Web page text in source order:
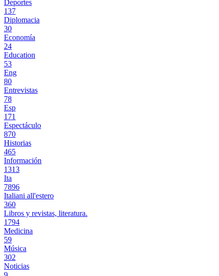
Deportes
137
Diplomacia
30
Economía
24
Education
53
Eng
80
Entrevistas
78
Esp
171
Espectáculo
870
Historias
465
Información
1313
Ita
7896
Italiani all'estero
360
Libros y revistas, literatura.
1794
Medicina
59
Música
302
Noticias